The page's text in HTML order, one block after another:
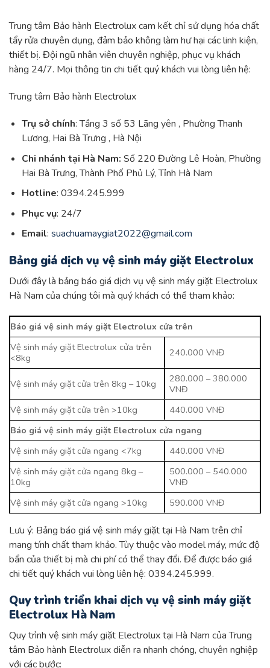
Trung tâm Bảo hành Electrolux cam kết chỉ sử dụng hóa chất
tẩy rửa chuyên dụng, đảm bảo không làm hư hại các linh kiện,
thiết bị. Đội ngũ nhân viên chuyên nghiệp, phục vụ khách
hàng 24/7. Mọi thông tin chi tiết quý khách vui lòng liên hệ:
Trung tâm Bảo hành Electrolux
Trụ sở chính: Tầng 3 số 53 Lãng yên , Phường Thanh
Lương, Hai Bà Trưng , Hà Nội
Chi nhánh tại Hà Nam: Số 220 Đường Lê Hoàn, Phường
Hai Bà Trưng, Thành Phố Phủ Lý, Tỉnh Hà Nam
Hotline: 0394.245.999
Phục vụ: 24/7
Email: suachuamaygiat2022@gmail.com
Bảng giá dịch vụ vệ sinh máy giặt Electrolux
Dưới đây là bảng báo giá dịch vụ vệ sinh máy giặt Electrolux
Hà Nam của chúng tôi mà quý khách có thể tham khảo:
Báo giá vệ sinh máy giặt Electrolux cửa trên
Vệ sinh máy giặt Electrolux cửa trên
<8kg
240.000 VNĐ
Vệ sinh máy giặt cửa trên 8kg – 10kg
280.000 – 380.000
VNĐ
Vệ sinh máy giặt cửa trên >10kg
440.000 VNĐ
Báo giá vệ sinh máy giặt Electrolux cửa ngang
Vệ sinh máy giặt cửa ngang <7kg
440.000 VNĐ
Vệ sinh máy giặt cửa ngang 8kg –
10kg
500.000 – 540.000
VNĐ
Vệ sinh máy giặt cửa ngang >10kg
590.000 VNĐ
Lưu ý: Bảng báo giá vệ sinh máy giặt tại Hà Nam trên chỉ
mang tính chất tham khảo. Tùy thuộc vào model máy, mức độ
bẩn của thiết bị mà chi phí có thể thay đổi. Để được báo giá
chi tiết quý khách vui lòng liên hệ: 0394.245.999.
Quy trình triển khai dịch vụ vệ sinh máy giặt
Electrolux Hà Nam
Quy trình vệ sinh máy giặt Electrolux tại Hà Nam của Trung
tâm Bảo hành Electrolux diễn ra nhanh chóng, chuyên nghiệp
với các bước: